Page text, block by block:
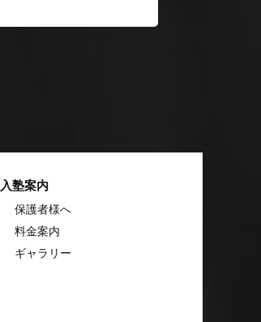
入塾案内
保護者様へ
料金案内
ギャラリー